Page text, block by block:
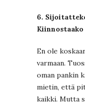
6.
En ole
varmaan.
oman pankin
mietin, että
kaikki. Mutta